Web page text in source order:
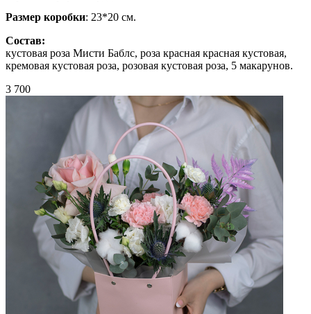
Размер коробки: 23*20 см.
Состав:
кустовая роза Мисти Баблс, роза красная красная кустовая,
кремовая кустовая роза, розовая кустовая роза, 5 макарунов.
3 700